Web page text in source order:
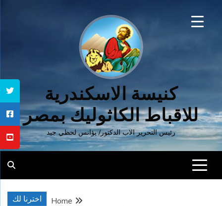
كنيسة الاسكندرية
للاقباط الكاثوليك بمصر
رئيس التحرير الاب الدكتور/ يؤانس لحظي جيد
اخترنا لك
Home